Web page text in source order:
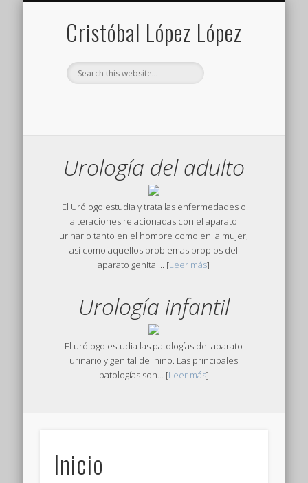
Cristóbal López López
Urología del adulto
El Urólogo estudia y trata las enfermedades o
alteraciones relacionadas con el aparato
urinario tanto en el hombre como en la mujer,
así como aquellos problemas propios del
aparato genital... [Leer más]
Urología infantil
El urólogo estudia las patologías del aparato
urinario y genital del niño. Las principales
patologías son... [Leer más]
Inicio